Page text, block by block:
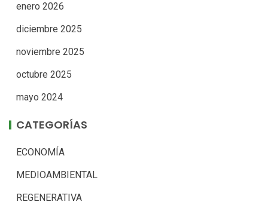
enero 2026
diciembre 2025
noviembre 2025
octubre 2025
mayo 2024
CATEGORÍAS
ECONOMÍA
MEDIOAMBIENTAL
REGENERATIVA